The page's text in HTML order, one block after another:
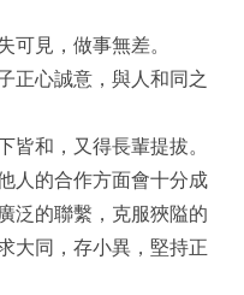
可見，做事無差。
正心誠意，與人和同之
皆和，又得長輩提拔。
人的合作方面會十分成
泛的聯繫，克服狹隘的
大同，存小異，堅持正